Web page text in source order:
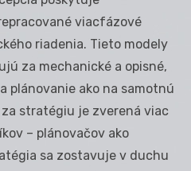
viacfázové
riadenia. Tieto modely
za mechanické a opisné,
plánovanie ako na samotnú
stratégiu je zverená viac
– plánovačov ako
sa zostavuje v duchu